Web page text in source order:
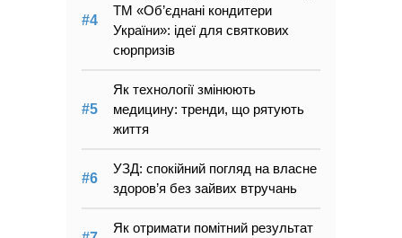
ТМ «Об’єднані кондитери
України»: ідеї для святкових
сюрпризів
Як технології змінюють
медицину: тренди, що рятують
життя
УЗД: спокійний погляд на власне
здоров’я без зайвих втручань
Як отримати помітний результат